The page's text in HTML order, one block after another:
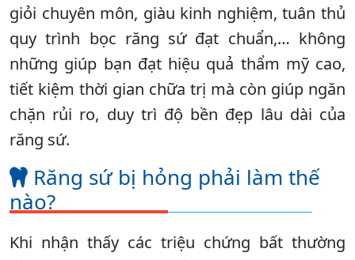
giỏi chuyên môn, giàu kinh nghiệm, tuân thủ
quy trình bọc răng sứ đạt chuẩn,… không
những giúp bạn đạt hiệu quả thẩm mỹ cao,
tiết kiệm thời gian chữa trị mà còn giúp ngăn
chặn rủi ro, duy trì độ bền đẹp lâu dài của
răng sứ.
Răng sứ bị hỏng phải làm thế
nào?
Khi nhận thấy các triệu chứng bất thường